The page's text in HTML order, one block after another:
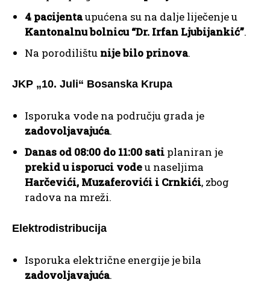
4 pacijentaupućena su na dalje liječenje u
Kantonalnu bolnicu “Dr. Irfan Ljubijankić”.
Na porodilištu nije bilo prinova.
JKP „10. Juli“ Bosanska Krupa
Isporuka vode na području grada je
zadovoljavajuća.
Danas od 08:00 do 11:00 sati planiran je
prekid u isporuci vodeu naseljima
Harčevići, Muzaferovići i Crnkići, zbog
radova na mreži.
Elektrodistribucija
Isporuka električne energije je bila
zadovoljavajuća.